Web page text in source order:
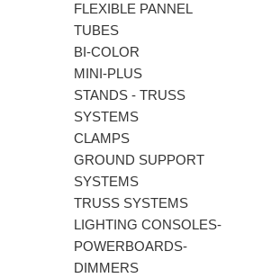
FLEXIBLE PANNEL
TUBES
BI-COLΟR
MINI-PLUS
STANDS - TRUSS
SYSTEMS
CLAMPS
GROUND SUPPORT
SYSTEMS
TRUSS SYSTEMS
LIGHTING CONSOLES-
POWERBOARDS-
DIMMERS